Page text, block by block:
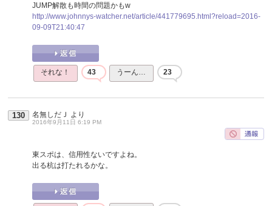
JUMP解散も時間の問題かもw
http://www.johnnys-watcher.net/article/441779695.html?reload=2016-
09-09T21:40:47
それな！ 43 うーん… 23
130 名無しだＪ より
2016年9月11日 6:19 PM
東スポは、信用性ないですよね。
出る杭は打たれるかな。